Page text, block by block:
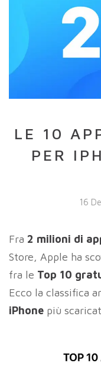
LE 10
PER
16
Fra 2 milioni di
Store, Apple ha
fra le Top 10
Ecco la classifica
iPhone più